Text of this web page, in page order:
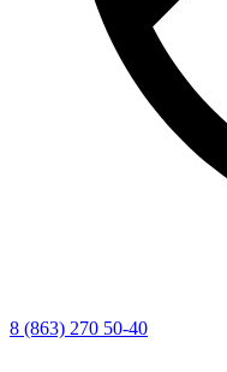
8 (863) 270 50-40